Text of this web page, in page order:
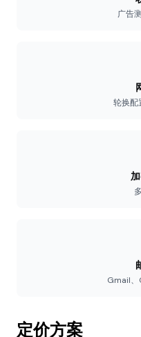
广告
轮换配
Gmail、
定价方案